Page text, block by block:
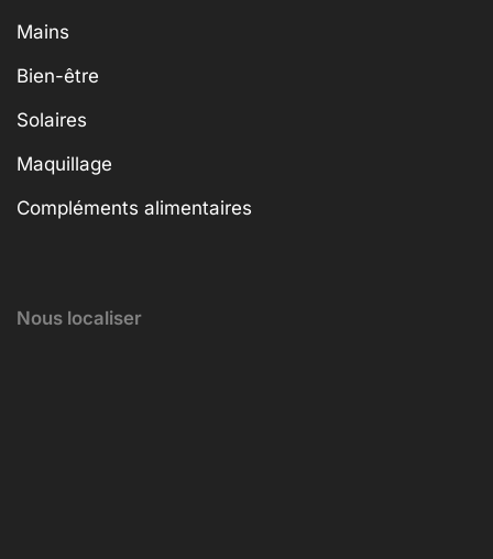
Mains
Bien-être
Solaires
Maquillage
Compléments alimentaires
Nous localiser